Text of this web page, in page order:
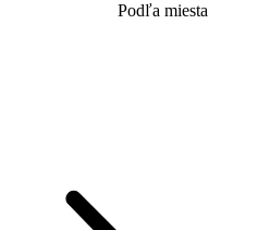
Podľa miesta